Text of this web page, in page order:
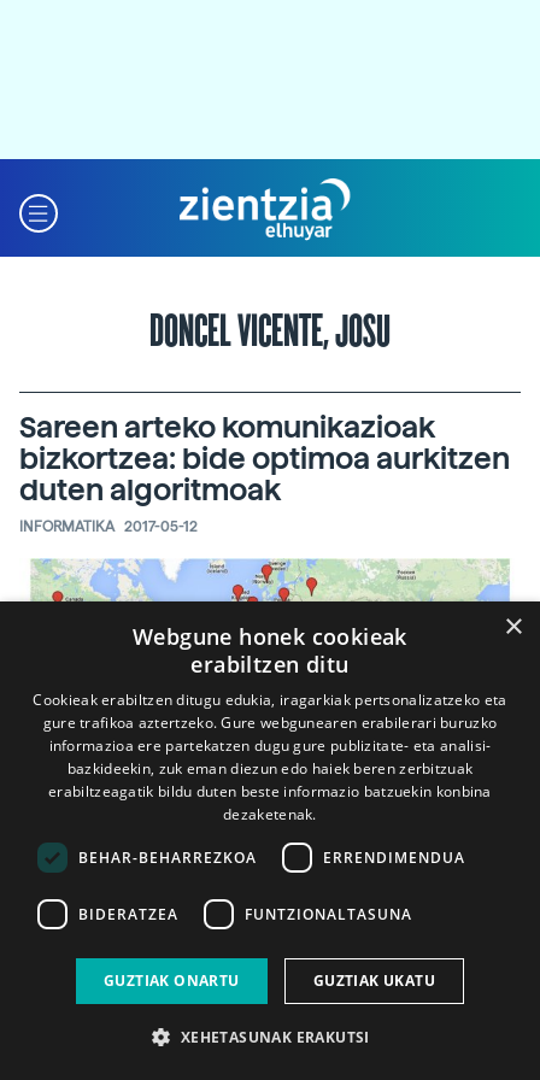
DONCEL VICENTE, JOSU
Sareen arteko komunikazioak
bizkortzea: bide optimoa aurkitzen
duten algoritmoak
INFORMATIKA 2017-05-12
×
Webgune honek cookieak
erabiltzen ditu
Cookieak erabiltzen ditugu edukia, iragarkiak pertsonalizatzeko eta
gure trafikoa aztertzeko. Gure webgunearen erabilerari buruzko
informazioa ere partekatzen dugu gure publizitate- eta analisi-
bazkideekin, zuk eman diezun edo haiek beren zerbitzuak
erabiltzeagatik bildu duten beste informazio batzuekin konbina
dezaketenak.
BEHAR-BEHARREZKOA ERRENDIMENDUA
BIDERATZEA FUNTZIONALTASUNA
GUZTIAK ONARTU GUZTIAK UKATU
XEHETASUNAK ERAKUTSI